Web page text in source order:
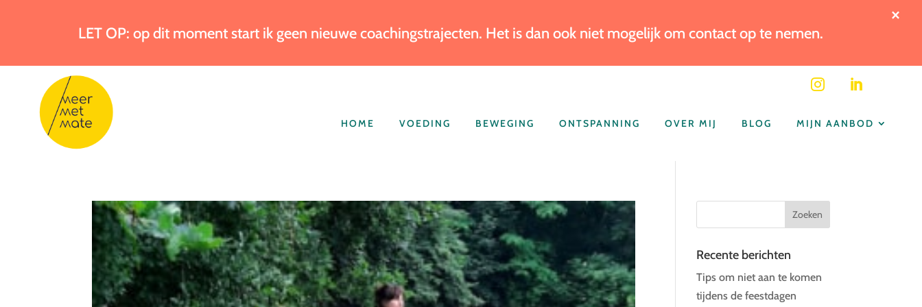
 
HOME VOEDING BEWEGING ONTSPANNING OVER MIJ BLOG MIJN AANBOD
Recente berichten
Tips om niet aan te komen
tijdens de feestdagen
LET OP: op dit moment start ik geen nieuwe coachingstrajecten. Het is dan ook niet mogelijk om contact op te nemen.
×